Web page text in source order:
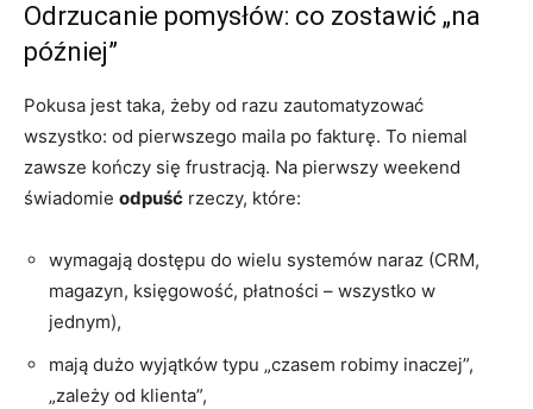
Odrzucanie pomysłów: co zostawić „na
później”
Pokusa jest taka, żeby od razu zautomatyzować
wszystko: od pierwszego maila po fakturę. To niemal
zawsze kończy się frustracją. Na pierwszy weekend
świadomie odpuść rzeczy, które:
wymagają dostępu do wielu systemów naraz (CRM,
magazyn, księgowość, płatności – wszystko w
jednym),
mają dużo wyjątków typu „czasem robimy inaczej”,
„zależy od klienta”,